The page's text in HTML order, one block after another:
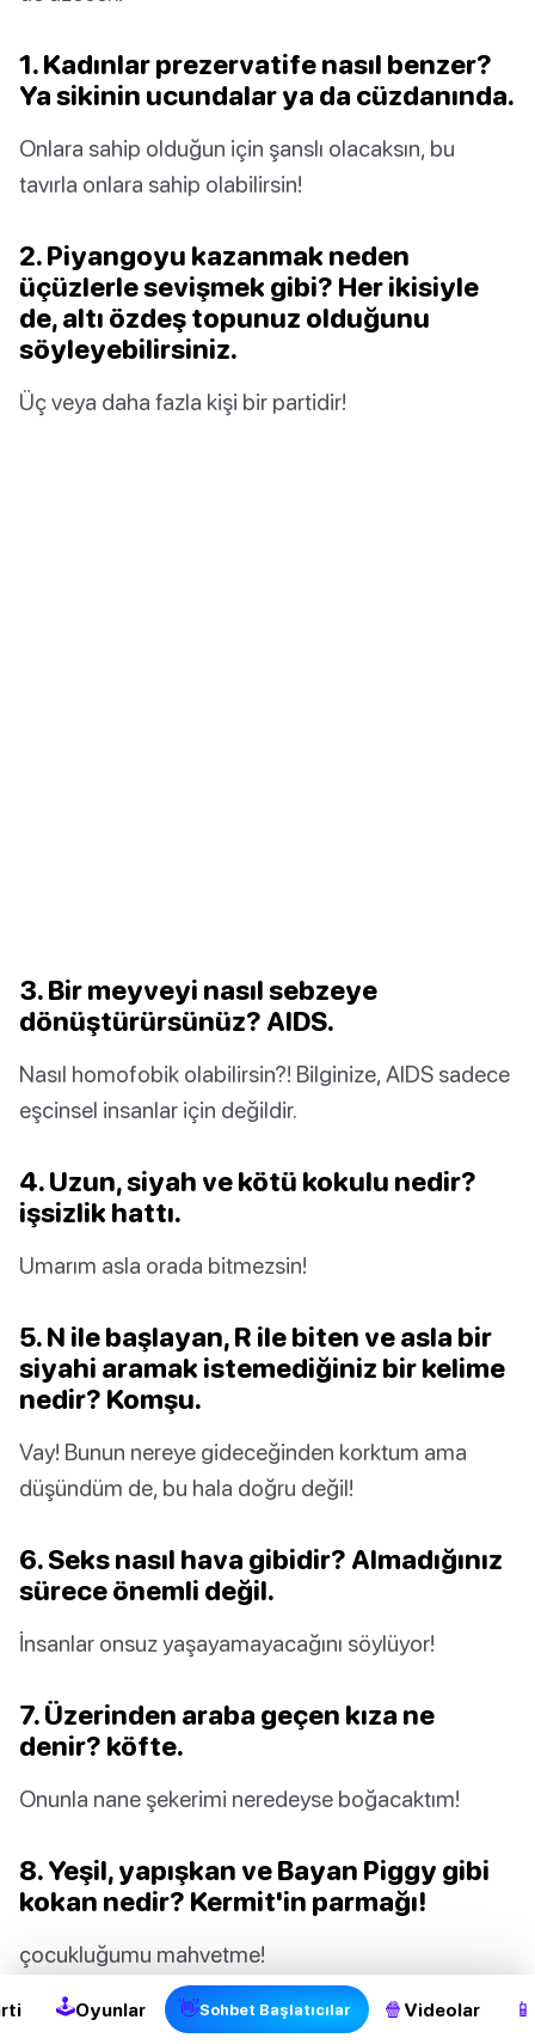
2
1. Kadınlar prezervatife nasıl benzer?
Ya sikinin ucundalar ya da cüzdanında.
Onlara sahip olduğun için şanslı olacaksın, bu
tavırla onlara sahip olabilirsin!
2. Piyangoyu kazanmak neden
üçüzlerle sevişmek gibi? Her ikisiyle
de, altı özdeş topunuz olduğunu
söyleyebilirsiniz.
Üç veya daha fazla kişi bir partidir!
3. Bir meyveyi nasıl sebzeye
dönüştürürsünüz? AIDS.
Nasıl homofobik olabilirsin?! Bilginize, AIDS sadece
eşcinsel insanlar için değildir.
4. Uzun, siyah ve kötü kokulu nedir?
işsizlik hattı.
Umarım asla orada bitmezsin!
5. N ile başlayan, R ile biten ve asla bir
siyahi aramak istemediğiniz bir kelime
nedir? Komşu.
Vay! Bunun nereye gideceğinden korktum ama
düşündüm de, bu hala doğru değil!
6. Seks nasıl hava gibidir? Almadığınız
sürece önemli değil.
İnsanlar onsuz yaşayamayacağını söylüyor!
7. Üzerinden araba geçen kıza ne
denir? köfte.
Onunla nane şekerimi neredeyse boğacaktım!
8. Yeşil, yapışkan ve Bayan Piggy gibi
kokan nedir? Kermit'in parmağı!
çocukluğumu mahvetme!
9. Bulaşık makineniz çalışmayı
🕹Oyunlar 👋Sohbet Başlatıcılar 🍿 Videolar 📱